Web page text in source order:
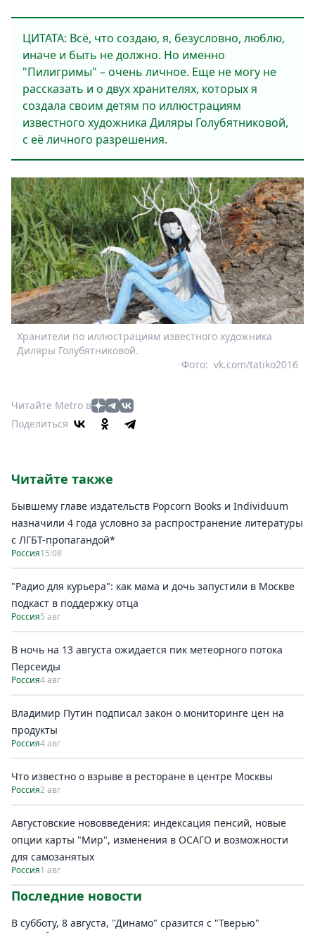
ЦИТАТА: Всё, что создаю, я, безусловно, люблю,
иначе и быть не должно. Но именно
"Пилигримы" – очень личное. Еще не могу не
рассказать и о двух хранителях, которых я
создала своим детям по иллюстрациям
известного художника Диляры Голубятниковой,
с её личного разрешения.
Хранители по иллюстрациям известного художника
Диляры Голубятниковой.
vk.com/tatiko2016
Фото:
Читайте Metro в
Поделиться
Читайте также
Бывшему главе издательств Popcorn Books и Individuum
назначили 4 года условно за распространение литературы
с ЛГБТ-пропагандой*
Россия15:08
"Радио для курьера": как мама и дочь запустили в Москве
подкаст в поддержку отца
Россия5 авг
В ночь на 13 августа ожидается пик метеорного потока
Персеиды
Россия4 авг
Владимир Путин подписал закон о мониторинге цен на
продукты
Россия4 авг
Что известно о взрыве в ресторане в центре Москвы
Россия2 авг
Августовские нововведения: индексация пенсий, новые
опции карты "Мир", изменения в ОСАГО и возможности
для самозанятых
Россия1 авг
Последние новости
В субботу, 8 августа, "Динамо" сразится с "Тверью"